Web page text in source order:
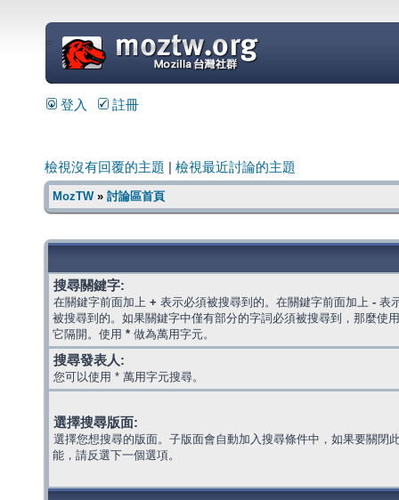
=
登入 註冊
檢視沒有回覆的主題 檢視最近討論的主題
MozTW» 討論區首頁
搜尋關鍵字:
在關鍵字前面加上 + 表示必須被搜尋到的。在關鍵字前面加上 - 表
被搜尋到的。如果關鍵字中僅有部分的字詞必須被搜尋到，那麼使
它隔開。使用 * 做為萬用字元。
搜尋發表人:
您可以使用 * 萬用字元搜尋。
選擇搜尋版面:
選擇您想搜尋的版面。子版面會自動加入搜尋條件中，如果要關閉
能，請反選下一個選項。